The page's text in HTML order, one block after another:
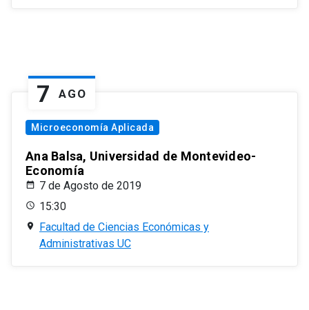
7 AGO
Microeconomía Aplicada
Ana Balsa, Universidad de Montevideo-
Economía
7 de Agosto de 2019
15:30
Facultad de Ciencias Económicas y
Administrativas UC